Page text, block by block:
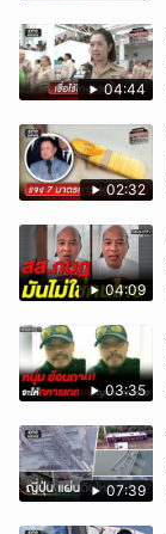
04:44
02:32
04:09
03:35
07:39